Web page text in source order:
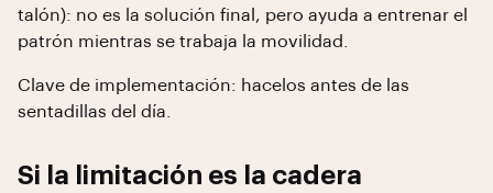
talón): no es la solución final, pero ayuda a entrenar el
patrón mientras se trabaja la movilidad.
Clave de implementación: hacelos antes de las
sentadillas del día.
Si la limitación es la cadera